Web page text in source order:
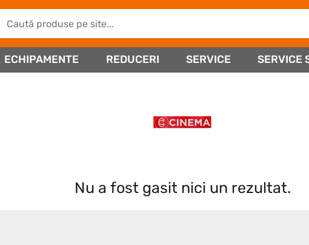
ECHIPAMENTE REDUCERI SERVICE SERVICE
Nu a fost gasit nici un rezultat.